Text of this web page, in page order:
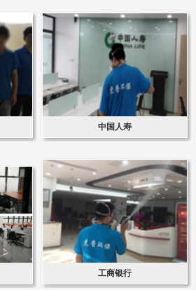
中国人寿
工商银行